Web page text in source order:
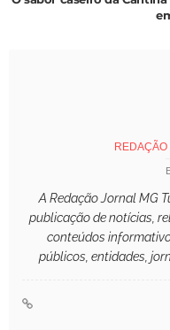
A Redação Jornal MG
publicação de notícias,
conteúdos
públicos, entidades,